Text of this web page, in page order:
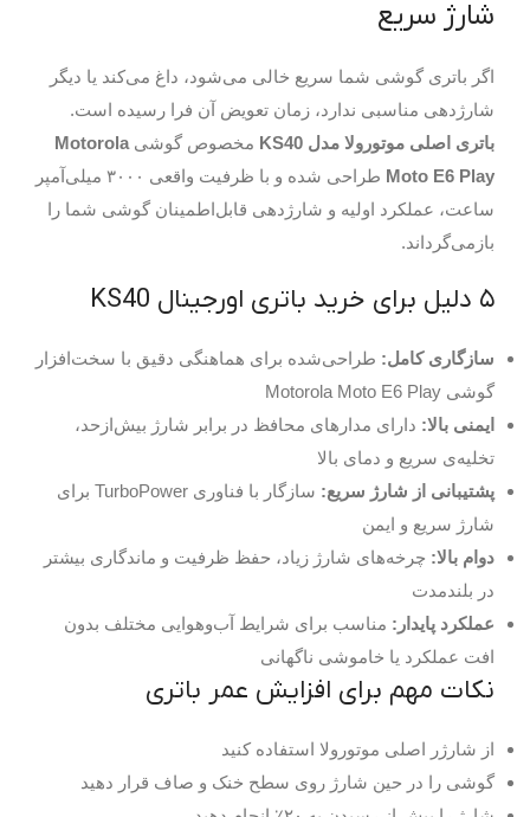
شارژ سریع
اگر باتری گوشی شما سریع خالی می‌شود، داغ می‌کند یا دیگر
شارژدهی مناسبی ندارد، زمان تعویض آن فرا رسیده است.
باتری اصلی موتورولا مدل KS40
مخصوص گوشی Motorola
Moto E6 Play
طراحی شده و با ظرفیت واقعی ۳۰۰۰ میلی‌آمپر
ساعت، عملکرد اولیه و شارژدهی قابل‌اطمینان گوشی شما را
بازمی‌گرداند.
۵ دلیل برای خرید باتری اورجینال KS40
سازگاری کامل: طراحی‌شده برای هماهنگی دقیق با سخت‌افزار
گوشی Motorola Moto E6 Play
ایمنی بالا: دارای مدارهای محافظ در برابر شارژ بیش‌ازحد،
تخلیه‌ی سریع و دمای بالا
پشتیبانی از شارژ سریع:
سازگار با فناوری TurboPower برای
شارژ سریع و ایمن
دوام بالا: چرخه‌های شارژ زیاد، حفظ ظرفیت و ماندگاری بیشتر
در بلندمدت
عملکرد پایدار: مناسب برای شرایط آب‌وهوایی مختلف بدون
افت عملکرد یا خاموشی ناگهانی
نکات مهم برای افزایش عمر باتری
از شارژر اصلی موتورولا استفاده کنید
گوشی را در حین شارژ روی سطح خنک و صاف قرار دهید